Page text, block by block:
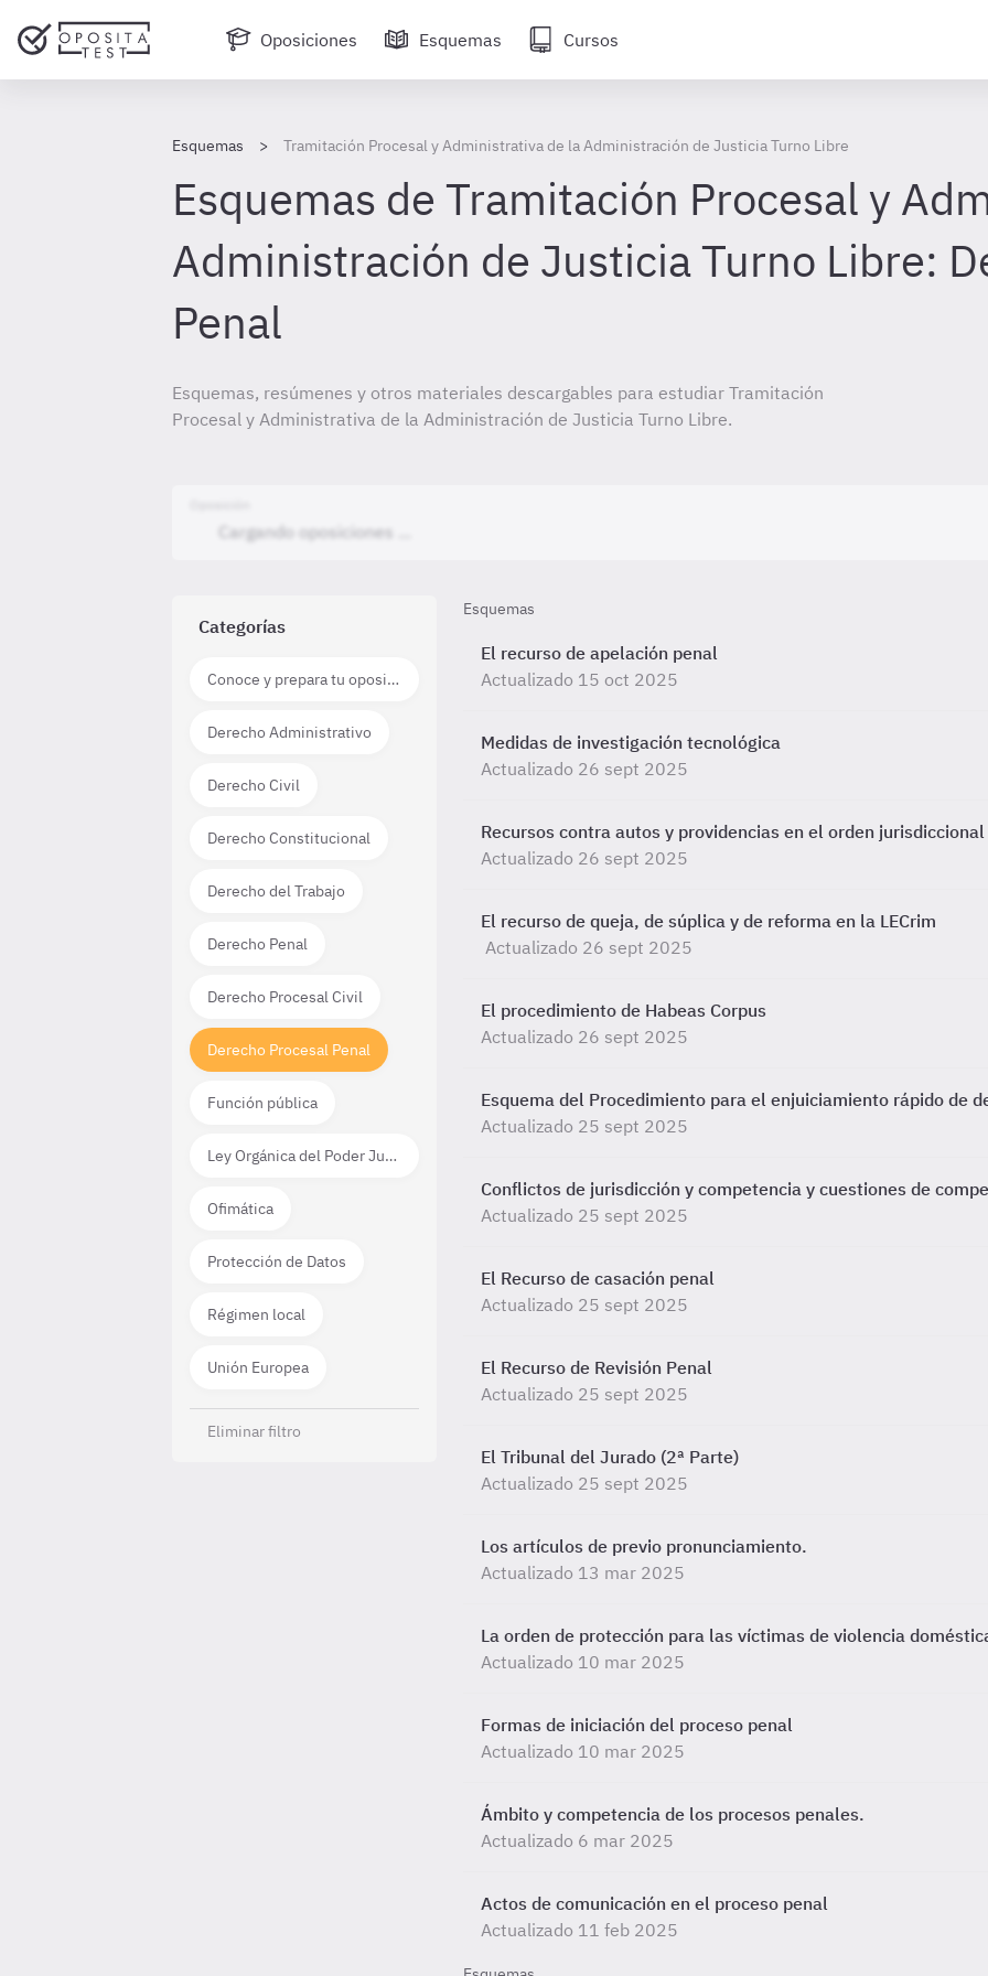
Oposiciones Esquemas Cursos
Esquemas Tramitación Procesal y Administrativa de la Administración de Justicia Turno Libre
Esquemas de Tramitación Procesal y
Administración de Justicia Turno Libre:
Penal
Esquemas, resúmenes y otros materiales descargables para estudiar Tramitación
Procesal y Administrativa de la Administración de Justicia Turno Libre.
Categorías
Conoce y prepara tu oposición
Derecho Administrativo
Derecho Civil
Derecho Constitucional
Derecho del Trabajo
Derecho Penal
Derecho Procesal Civil
Derecho Procesal Penal
Función pública
Ley Orgánica del Poder Judicial
Ofimática
Protección de Datos
Régimen local
Unión Europea
Eliminar filtro
Esquemas
El recurso de apelación penal
Actualizado 15 oct 2025
Medidas de investigación tecnológica
Actualizado 26 sept 2025
Recursos contra autos y providencias en el orden
Actualizado 26 sept 2025
El recurso de queja, de súplica y de reforma en la LECrim
Actualizado 26 sept 2025
El procedimiento de Habeas Corpus
Actualizado 26 sept 2025
Esquema del Procedimiento para el enjuiciamiento rápido de
Actualizado 25 sept 2025
Conflictos de jurisdicción y competencia y cuestiones de
Actualizado 25 sept 2025
El Recurso de casación penal
Actualizado 25 sept 2025
El Recurso de Revisión Penal
Actualizado 25 sept 2025
El Tribunal del Jurado (2ª Parte)
Actualizado 25 sept 2025
Los artículos de previo pronunciamiento.
Actualizado 13 mar 2025
La orden de protección para las víctimas de violencia
Actualizado 10 mar 2025
Formas de iniciación del proceso penal
Actualizado 10 mar 2025
Ámbito y competencia de los procesos penales.
Actualizado 6 mar 2025
Actos de comunicación en el proceso penal
Actualizado 11 feb 2025